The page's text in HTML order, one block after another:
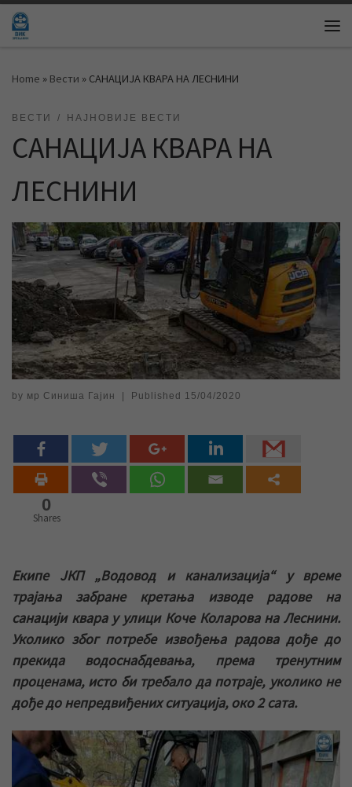
Skip to content
Home » Вести » САНАЦИЈА КВАРА НА ЛЕСНИНИ
ВЕСТИ НАЈНОВИЈЕ ВЕСТИ
САНАЦИЈА КВАРА НА
ЛЕСНИНИ
by мр Синиша Гајин Published 15/04/2020
0
Shares
Екипе ЈКП „Водовод и канализација“ у време
трајања забране кретања изводе радове на
санацији квара у улици Коче Коларова на Леснини.
Уколико због потребе извођења радова дође до
прекида водоснабдевања, према тренутним
проценама, исто би требало да потраје, уколико не
дође до непредвиђених ситуација, око 2 сата.